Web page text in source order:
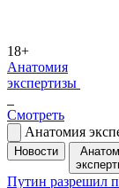
18+
Анатомия
экспертизы
Смотреть
Анатомия
Новости
Путин разрешил